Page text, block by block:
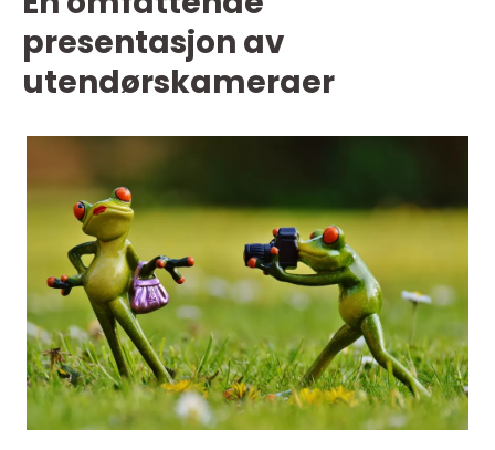
presentasjon av
utendørskameraer